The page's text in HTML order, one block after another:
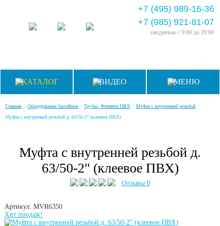
+7 (495) 989-16-36
+7 (985) 921-81-07
ежедневно с 9:00 до 20:00
КАТАЛОГ ВИДЕО МЕНЮ
Главная / Оборудование бассейнов / Трубы, Фитинги ПВХ / Муфта с внутренней резьбой /
Муфта с внутренней резьбой д. 63/50-2" (клеевое ПВХ)
Муфта с внутренней резьбой д.
63/50-2" (клеевое ПВХ)
Отзывы 0
Артикул: MVR6350
Хит продаж!